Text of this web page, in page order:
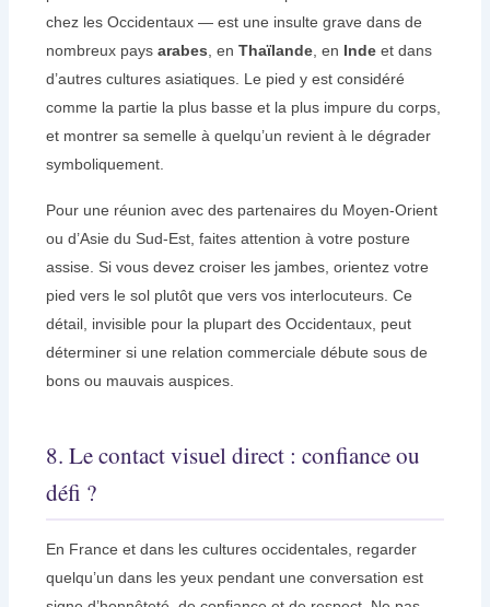
chez les Occidentaux — est une insulte grave dans de
nombreux paysarabes , enThaïlande , en Inde et dans
d’autres cultures asiatiques. Le pied y est considéré
comme la partie la plus basse et la plus impure du corps,
et montrer sa semelle à quelqu’un revient à le dégrader
symboliquement.
Pour une réunion avec des partenaires du Moyen-Orient
ou d’Asie du Sud-Est, faites attention à votre posture
assise. Si vous devez croiser les jambes, orientez votre
pied vers le sol plutôt que vers vos interlocuteurs. Ce
détail, invisible pour la plupart des Occidentaux, peut
déterminer si une relation commerciale débute sous de
bons ou mauvais auspices.
8. Le contact visuel direct : confiance ou
défi ?
En France et dans les cultures occidentales, regarder
quelqu’un dans les yeux pendant une conversation est